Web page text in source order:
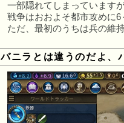
一部隠れてしまっています
戦争はおおよそ都市攻めに
ただ、最初のうちは兵の維
バニラとは違うのだよ、